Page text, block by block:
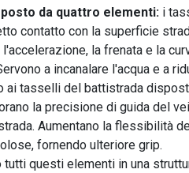
da quattro elementi: i
contatto con la superficie
la frenata e la
a incanalare l'acqua e a
ai tasselli del battistrada
la precisione di guida del
Aumentano la flessibilità
fornendo ulteriore grip.
questi elementi in una